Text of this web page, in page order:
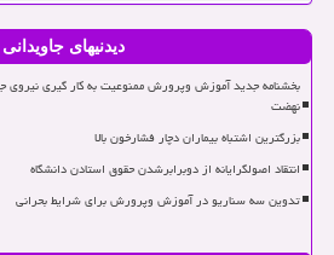
دیدنیهای جاویدانی
بخشنامه جدید آموزش وپرورش ممنوعیت به کار گیری نیروی
نهضت
بزرگترین اشتباه بیماران دچار فشارخون بالا
انتقاد اصولگرایانه از دوبرابرشدن حقوق استادن دانشگاه
تدوین سه سناریو در آموزش وپرورش برای شرایط بحرانی